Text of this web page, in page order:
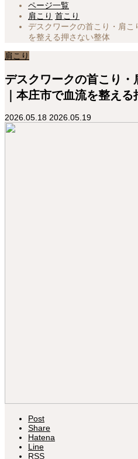
ページ一覧
肩こり 首こり
デスクワークの首こり・肩
を整える押さない整体
肩こり
デスクワークの首こり
｜本庄市で血流を整え
2026.05.18 2026.05.19
Post
Share
Hatena
Line
RSS